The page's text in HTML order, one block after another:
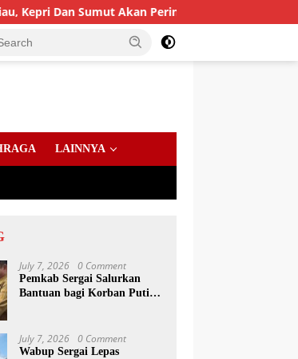
Sumut Akan Peringati Harlah Ke-25
LAINNYA
July 7, 2026 0 Comment
Pemkab Sergai Salurkan
Bantuan bagi Korban Puting
July 7, 2026 0 Comment
Wabup Sergai Lepas